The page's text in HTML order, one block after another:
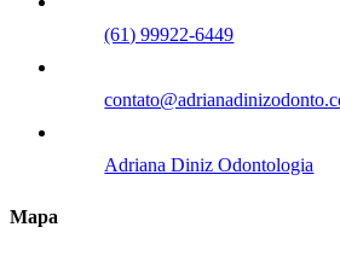
(61) 99922-6449
Adriana Diniz Odontologia
Mapa